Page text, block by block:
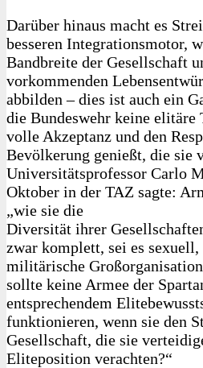
Darüber hinaus macht es
besseren Integrationsmotor,
Bandbreite der Gesellschaft
vorkommenden
abbilden – dies ist auch ein
die Bundeswehr keine elitäre
volle Akzeptanz und den
Bevölkerung genießt, die sie
Universitätsprofessor Carlo
Oktober in der TAZ sagte:
„wie sie die
Diversität ihrer
zwar komplett, sei es
militärische
sollte keine Armee der
entsprechendem
funktionieren, wenn sie den
Gesellschaft, die sie
Eliteposition verachten?“